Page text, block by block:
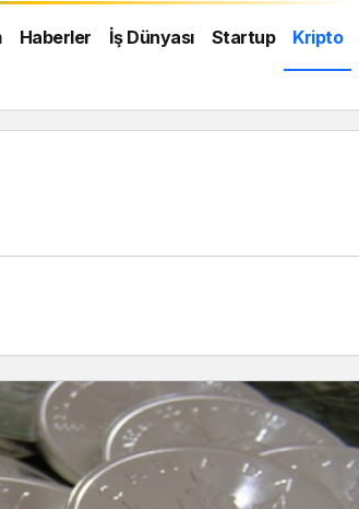
Haberler İş Dünyası Startup Kripto